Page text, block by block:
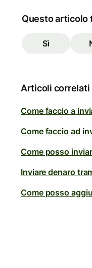
Questo articolo
Sì
Articoli correlati
Come faccio a
Come faccio ad
Come posso
Inviare denaro
Come posso